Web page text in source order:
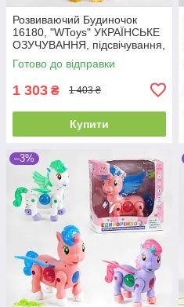
Розвиваючий Будиночок
16180, "WToys" УКРАЇНСЬКЕ
ОЗУЧУВАННЯ, підсвічування,
звуки, 8 пісень, сортер
Готово до відправки
1 303 ₴ 1 403 ₴
Купити
–3%